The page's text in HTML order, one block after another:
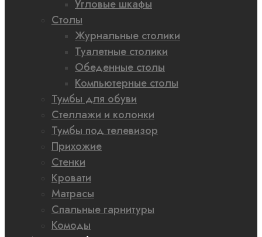
Угловые шкафы
Столы
Журнальные столики
Туалетные столики
Обеденные столы
Компьютерные столы
Тумбы для обуви
Стеллажи и колонки
Тумбы под телевизор
Прихожие
Стенки
Кровати
Матрасы
Спальные гарнитуры
Комоды